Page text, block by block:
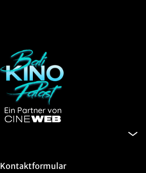
Ein Partner von
Kontaktformular